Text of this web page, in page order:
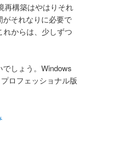
再構築はやはりそれ
それなりに必要で
れからは、少しずつ
しょう。Windows
ロフェッショナル版